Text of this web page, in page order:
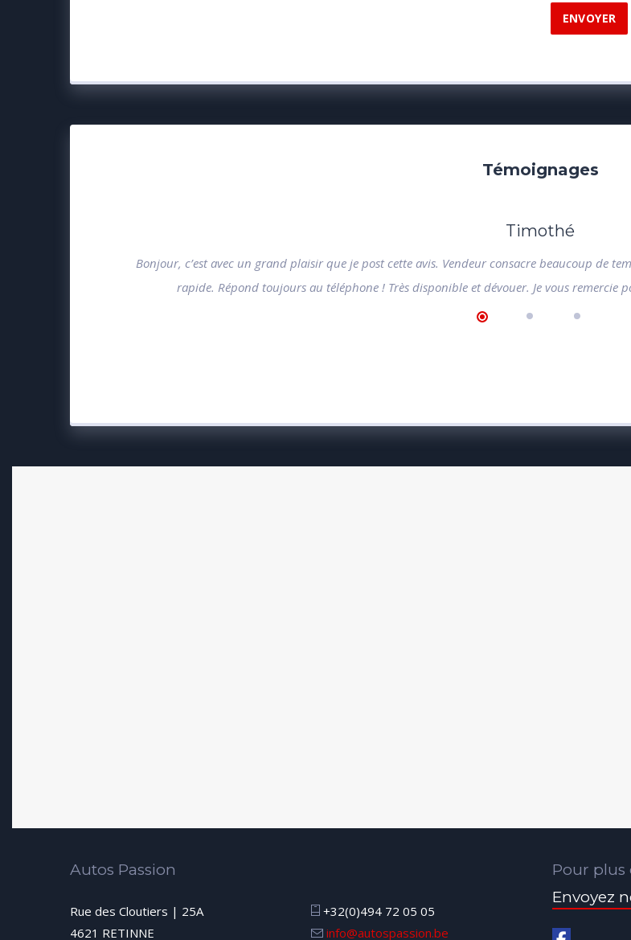
Témoignages
Timothé
Bonjour, c’est avec un grand plaisir que je post cette avis. Vendeur consacre beaucoup de
rapide. Répond toujours au téléphone ! Très disponible et dévouer. Je vous remercie
Autos Passion
Rue des Cloutiers | 25A
4621 RETINNE
+32(0)494 72 05 05
info@autospassion.be
Pour plus
Envoyez